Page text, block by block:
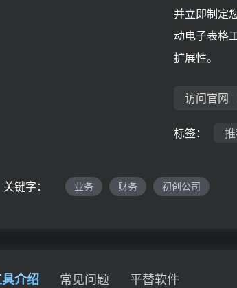
并立即制定
动电子表格
扩展性。
访问官网
标签：
关键字： 业务 财务 初创公司
介绍 常见问题 平替软件